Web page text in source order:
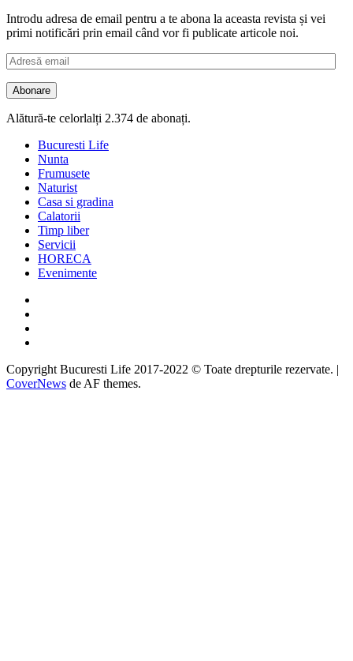
Introdu adresa de email pentru a te abona la aceasta revista și vei
primi notificări prin email când vor fi publicate articole noi.
Adresă
email
Abonare
Alătură-te celorlalți 2.374 de abonați.
Bucuresti Life
Nunta
Frumusete
Naturist
Casa si gradina
Calatorii
Timp liber
Servicii
HORECA
Evenimente
Copyright Bucuresti Life 2017-2022 © Toate drepturile rezervate. |
CoverNews de AF themes.